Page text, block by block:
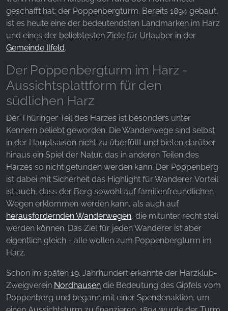
geschafft hat: der Poppenbergturm. Bereits 1894 gebaut,
ist es heute eine der bedeutendsten Landmarken im Harz
und eines der beliebtesten Ziele für Urlauber in der
Gemeinde Ilfeld.
Der Poppenbergturm im Harz -
Aussichtsplattform für den
südlichen Harz
Der Thüringer Teil des Harzes ist besonders unter
Kennern beliebt geworden. Die Wanderwege sind selbst
in der Hauptsaison nicht zu überfüllt und bieten darüber
hinaus ein Spiel der Natur, das in anderen Teilen des
Harzes so nicht gefunden werden kann. Der Poppenberg
ist dabei mit Sicherheit das Highlight für Wanderer. Vorteil
ist auch, dass der Berg sowohl auf familienfreundlichen
Wegen erklommen werden kann, als auch auf
herausfordernden Wanderwegen, die mitunter recht steil
werden können. Das Ziel für jeden Wanderer ist aber
eigentlich gleich - alle wollen zum Poppenbergturm im
Harz.
Schon im späten 19. Jahrhundert erkannte der Harzklub-
Zweigverein Nordhausen die Bedeutung des Gipfels vom
Poppenberg und begann mit einer Spendenaktion, um
Facebook Pixel
Name:
Anbieter:
Facebook Ireland Ltd.
Zweck:
Werbemessung und Marketing
Cookie Laufzeit:
3 Monate - 1 Jahr
STATISTIK
Statistik Cookies erfassen Informationen anonym.
Diese Informationen helfen uns zu verstehen, wie
unsere Besucher unsere Website nutzen.
Name:
_ga, _gid, _gac_gb_
Anbieter: